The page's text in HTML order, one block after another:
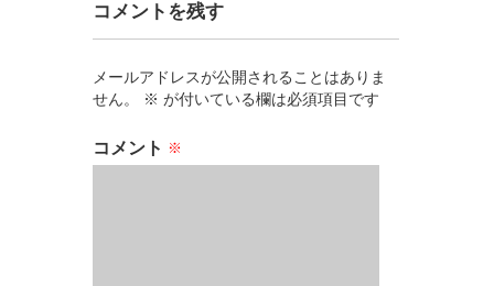
コメントを残す
メールアドレスが公開されることはありま
せん。
※ が付いている欄は必須項目です
コメント ※